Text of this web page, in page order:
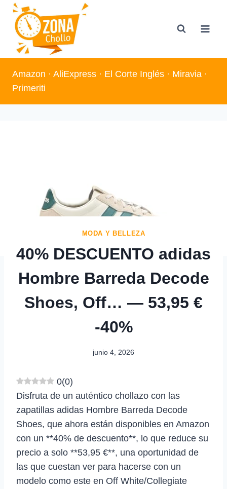
Saltar
contenido
Amazon · AliExpress · El Corte Inglés · Miravia ·
Primeriti
MODA Y BELLEZA
40% DESCUENTO adidas
Hombre Barreda Decode
Shoes, Off… — 53,95 €
-40%
junio 4, 2026
0(0)
Disfruta de un auténtico chollazo con las
zapatillas adidas Hombre Barreda Decode
Shoes, que ahora están disponibles en Amazon
con un **40% de descuento**, lo que reduce su
precio a solo **53,95 €**, una oportunidad de
las que cuestan ver para hacerse con un
modelo como este en Off White/Collegiate